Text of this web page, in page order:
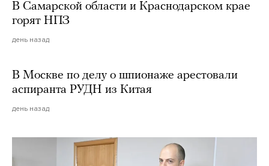
В Самарской области и Краснодарском крае
горят НПЗ
день назад
В Москве по делу о шпионаже арестовали
аспиранта РУДН из Китая
день назад